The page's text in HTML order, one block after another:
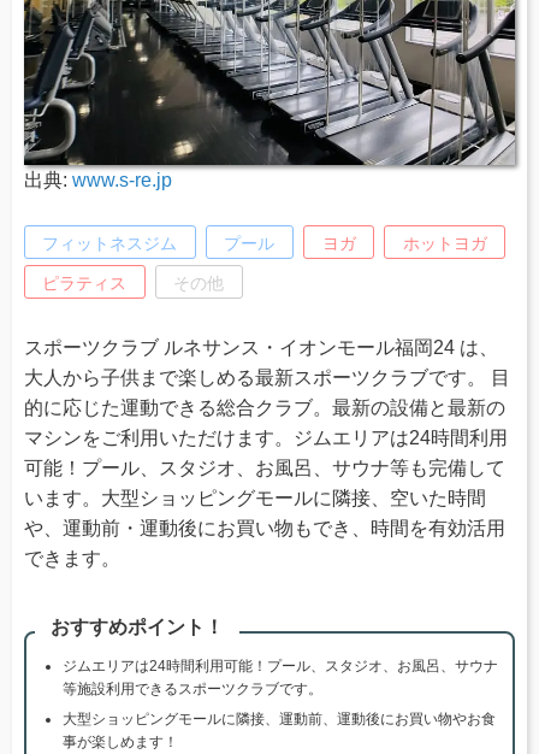
出典: www.s-re.jp
フィットネスジム プール ヨガ ホットヨガ
ピラティス その他
スポーツクラブ ルネサンス・イオンモール福岡24 は、
大人から子供まで楽しめる最新スポーツクラブです。 目
的に応じた運動できる総合クラブ。最新の設備と最新の
マシンをご利用いただけます。ジムエリアは24時間利用
可能！プール、スタジオ、お風呂、サウナ等も完備して
います。大型ショッピングモールに隣接、空いた時間
や、運動前・運動後にお買い物もでき、時間を有効活用
できます。
おすすめポイント！
ジムエリアは24時間利用可能！プール、スタジオ、お風呂、サウナ
等施設利用できるスポーツクラブです。
大型ショッピングモールに隣接、運動前、運動後にお買い物やお食
事が楽しめます！